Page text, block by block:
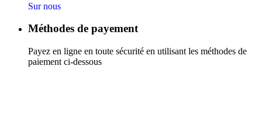
Sur nous
Méthodes de payement
Payez en ligne en toute sécurité en utilisant les méthodes de
paiement ci-dessous